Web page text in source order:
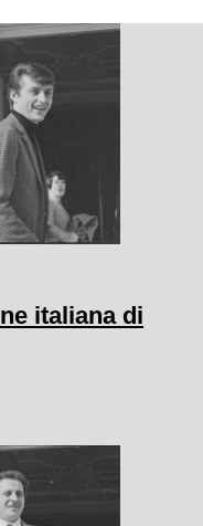
italiana di